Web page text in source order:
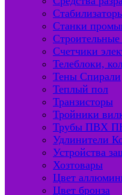
Станки
Счетчики
Телеблоки,
Тены Спирали
Теплый пол
Транзисторы
Тройники
Трубы ПВХ
Удлинители
Устройства
Хозтовары
Цвет
Цвет бронза